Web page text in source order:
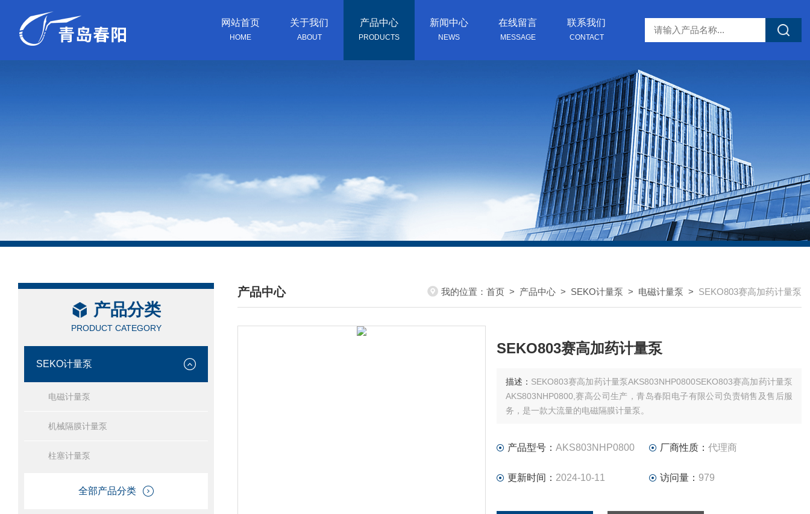
网站首页
HOME
关于我们
ABOUT
产品中心
PRODUCTS
新闻中心
NEWS
在线留言
MESSAGE
联系我们
CONTACT
产品分类
PRODUCT CATEGORY
SEKO计量泵
电磁计量泵
机械隔膜计量泵
柱塞计量泵
全部产品分类
产品中心
/ PRODUCTS CENTER
我的位置： 首页 > 产品中心 > SEKO计量泵 > 电磁计量泵 > SEKO803赛高加药计量泵
SEKO803赛高加药计量泵
描述： SEKO803赛高加药计量泵AKS803NHP0800SEKO803赛高加药计量泵
AKS803NHP0800,赛高公司生产，青岛春阳电子有限公司负责销售及售后服
务，是一款大流量的电磁隔膜计量泵。
产品型号： AKS803NHP0800 厂商性质： 代理商
更新时间： 2024-10-11 访问量： 979